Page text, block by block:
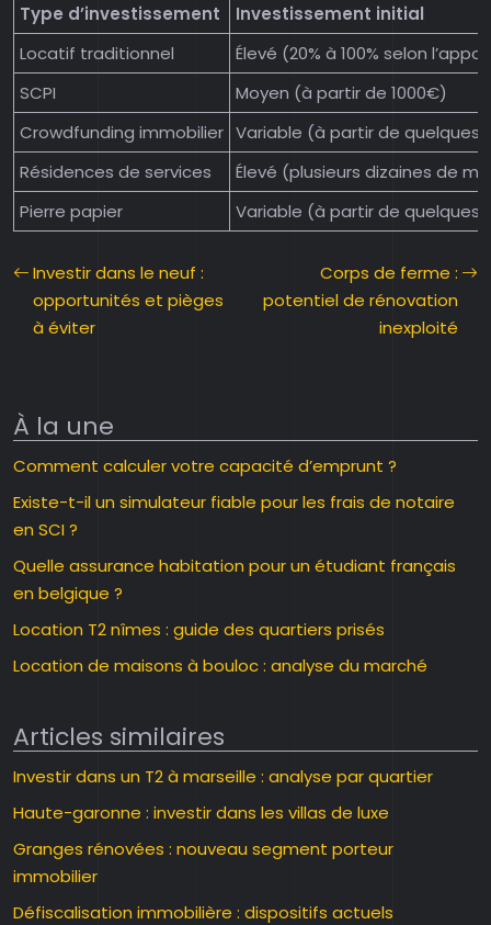
Type d’investissement
Investissement initial
Locatif traditionnel
Élevé (20% à 100% selon
SCPI
Moyen (à partir de 1000€)
Crowdfunding immobilier Variable (à partir de quelques
Résidences de services
Élevé (plusieurs dizaines de
Pierre papier
Variable (à partir de quelques
Investir dans le neuf :
opportunités et pièges
à éviter
Corps de ferme :
potentiel de rénovation
inexploité
À la une
Comment calculer votre capacité d’emprunt ?
Existe-t-il un simulateur fiable pour les frais de notaire
en SCI ?
Quelle assurance habitation pour un étudiant français
en belgique ?
Location T2 nîmes : guide des quartiers prisés
Location de maisons à bouloc : analyse du marché
Articles similaires
Investir dans un T2 à marseille : analyse par quartier
Haute-garonne : investir dans les villas de luxe
Granges rénovées : nouveau segment porteur
immobilier
Défiscalisation immobilière : dispositifs actuels